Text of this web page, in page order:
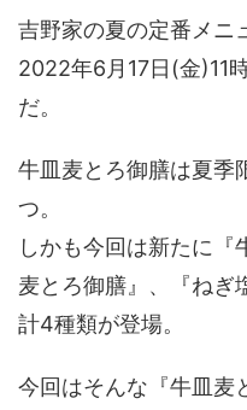
吉野家の夏の定番メニ
2022年6月17日(金)11
だ。
牛皿麦とろ御膳は夏季
つ。
しかも今回は新たに『
麦とろ御膳』、『ねぎ
計4種類が登場。
今回はそんな『牛皿麦